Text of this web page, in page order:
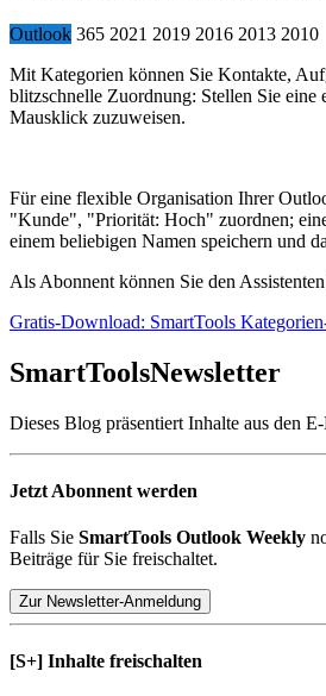
Outlook 365 2021 2019 2016 2013 2010
Mit Kategorien können Sie Kontakte,
blitzschnelle Zuordnung: Stellen Sie eine
Mausklick zuzuweisen.
Für eine flexible Organisation Ihrer
"Kunde", "Priorität: Hoch" zuordnen;
einem beliebigen Namen speichern und
Als Abonnent können Sie den
Gratis-Download: SmartTools
SmartToolsNewsletter
Dieses Blog präsentiert Inhalte aus den
Jetzt Abonnent werden
Falls Sie SmartTools Outlook Weekly
Beiträge für Sie freischaltet.
Zur Newsletter-Anmeldung
[S+] Inhalte freischalten